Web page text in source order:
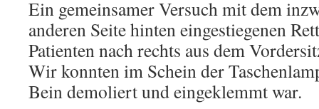
Ein gemeinsamer Versuch mit dem
anderen Seite hinten eingestiegenen
Patienten nach rechts aus dem
Wir konnten im Schein der
Bein demoliert und eingeklemmt war.